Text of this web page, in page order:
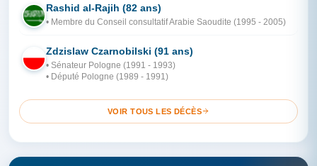
AR
Rashid al-Rajih (82 ans)
• Membre du Conseil consultatif Arabie Saoudite (1995 - 2005)
PO
Zdzislaw Czarnobilski (91 ans)
• Sénateur Pologne (1991 - 1993)
• Député Pologne (1989 - 1991)
VOIR TOUS LES DÉCÈS